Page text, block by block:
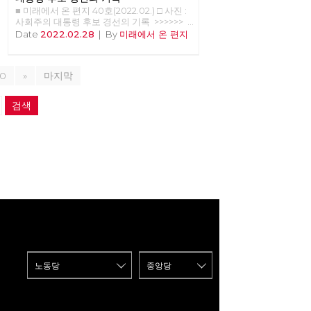
■ 미래에서 온 편지 40호(2022.02.) □ 사진 :
사회주의 대통령 후보 경선의 기록 >>>>>>
업로드 준비중 <<<<<<
Date 2022.02.28 | By 미래에서 온 편지
» 마지막
검색